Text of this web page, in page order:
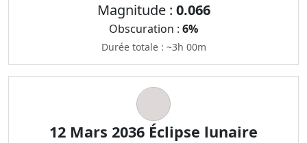
Magnitude : 0.066
Obscuration : 6%
Durée totale : ~3h 00m
12 Mars 2036 Éclipse lunaire